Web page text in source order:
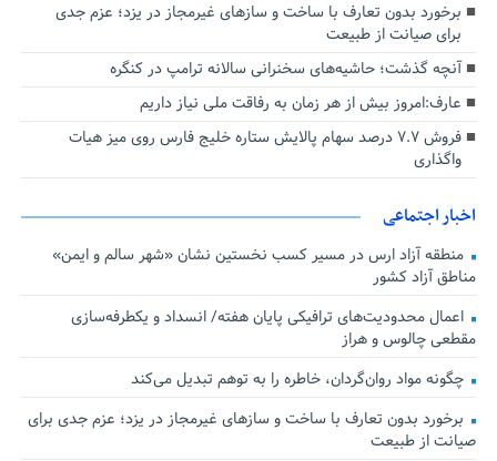
برخورد بدون تعارف با ساخت‌ و سازهای غیرمجاز در یزد؛ عزم جدی
برای صیانت از طبیعت
آنچه گذشت؛ حاشیه‌های سخنرانی سالانه ترامپ در کنگره
عارف:امروز بیش از هر زمان به رفاقت ملی نیاز داریم
فروش ۷.۷ درصد سهام پالایش ستاره خلیج فارس روی میز هیات
واگذاری
اخبار اجتماعی
منطقه آزاد ارس در مسیر کسب نخستین نشان «شهر سالم و ایمن»
مناطق آزاد کشور
اعمال محدودیت‌های ترافیکی پایان هفته/ انسداد و یکطرفه‌سازی
مقطعی چالوس و هراز
چگونه مواد روان‌گردان، خاطره را به توهم تبدیل می‌کند
برخورد بدون تعارف با ساخت‌ و سازهای غیرمجاز در یزد؛ عزم جدی برای
صیانت از طبیعت